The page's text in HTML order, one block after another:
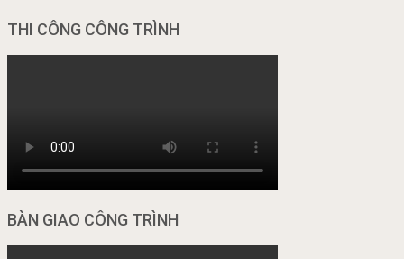
THI CÔNG CÔNG TRÌNH
BÀN GIAO CÔNG TRÌNH